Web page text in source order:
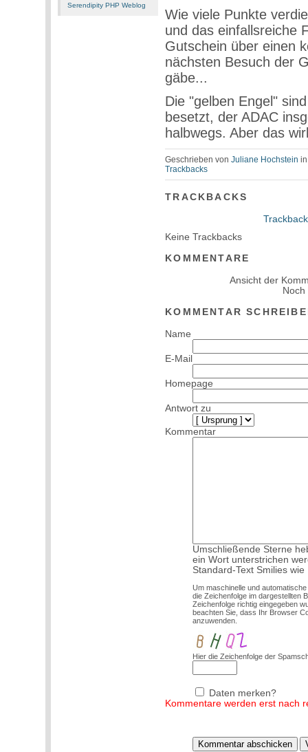
Serendipity PHP Weblog
Wie viele Punkte
und das einfallsreiche
Gutschein über einen
nächsten Besuch der
gäbe...
Die "gelben Engel"
besetzt, der ADAC
halbwegs. Aber das
Geschrieben vonJuliane Hochstein
Trackbacks
TRACKBACKS
Keine Trackbacks
KOMMENTARE
Ansicht der
KOMMENTAR
Name
E-Mail
Homepage
Antwort zu
Kommentar
Umschließende Sterne
ein Wort unterstrichen
Standard-Text Smilies
Um maschinelle und
die Zeichenfolge im dargestellten
Zeichenfolge richtig eingegeben
beachten Sie, dass Ihr Browser
anzuwenden.
Hier die Zeichenfolge der
Daten merken?
Kommentare werden erst nach